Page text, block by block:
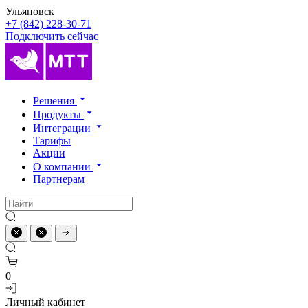
Ульяновск
+7 (842) 228-30-71
Подключить сейчас
Решения
Продукты
Интеграции
Тарифы
Акции
О компании
Партнерам
0
Личный кабинет